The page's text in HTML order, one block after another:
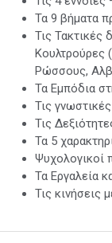
Τα 9 βήματα
Τις Τακτικές
Κουλτρούρες
Ρώσσους,
Τα Εμπόδια
Τις
Τις
Τα 5
Ψυχολογικοί
Τα Εργαλεία
Τις κινήσεις